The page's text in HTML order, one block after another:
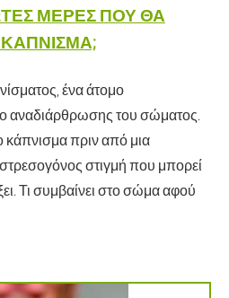
ΜΈΡΕΣ ΠΟΥ ΘΑ
ένα άτομο
αναδιάρθρωσης του σώματος.
κάπνισμα πριν από μια
στιγμή που μπορεί
Τι συμβαίνει στο σώμα αφού